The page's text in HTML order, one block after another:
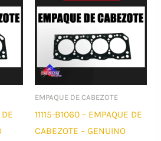
DE
EMPAQUE DE CABEZOTE
11115-B1060 – EMPAQUE DE
CABEZOTE – GENUINO